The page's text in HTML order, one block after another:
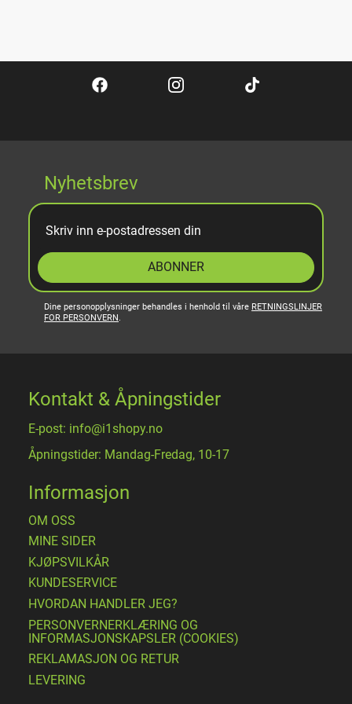
Nyhetsbrev
ABONNER
Dine personopplysninger behandles i henhold til våre RETNINGSLINJER
FOR PERSONVERN.
Kontakt & Åpningstider
E-post: info@i1shopy.no
Åpningstider: Mandag-Fredag, 10-17
Informasjon
OM OSS
MINE SIDER
​KJØPSVILKÅR
KUNDESERVICE
HVORDAN HANDLER JEG?
PERSONVERNERKLÆRING OG
INFORMASJONSKAPSLER (COOKIES)
REKLAMASJON OG RETUR
LEVERING